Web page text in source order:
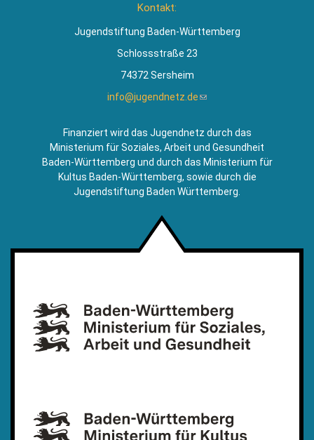
Kontakt:
Jugendstiftung Baden-Württemberg
Schlossstraße 23
74372 Sersheim
info@jugendnetz.de(Link
Mail)
Finanziert wird das Jugendnetz durch das
Ministerium für Soziales, Arbeit und Gesundheit
Baden-Württemberg und durch das Ministerium für
Kultus Baden-Württemberg, sowie durch die
Jugendstiftung Baden Württemberg.